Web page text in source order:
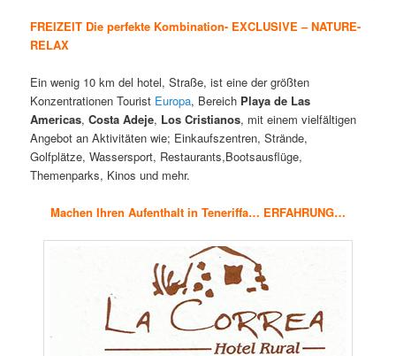
FREIZEIT Die perfekte Kombination- EXCLUSIVE – NATURE-
RELAX
Ein wenig 10 km del hotel, Straße, ist eine der größten
Konzentrationen Tourist Europa, Bereich Playa de Las
Americas,Costa Adeje, Los Cristianos, mit einem vielfältigen
Angebot an Aktivitäten wie; Einkaufszentren, Strände,
Golfplätze, Wassersport, Restaurants,Bootsausflüge,
Themenparks, Kinos und mehr.
Machen Ihren Aufenthalt in Teneriffa… ERFAHRUNG…